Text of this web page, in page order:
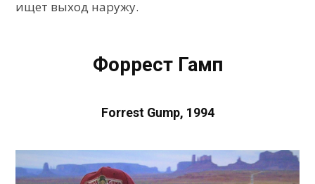
ищет выход наружу.
Форрест Гамп
Forrest Gump, 1994